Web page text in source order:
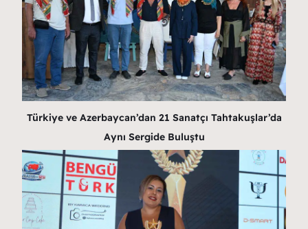
Türkiye ve Azerbaycan’dan 21 Sanatçı Tahtakuşlar’da
Aynı Sergide Buluştu